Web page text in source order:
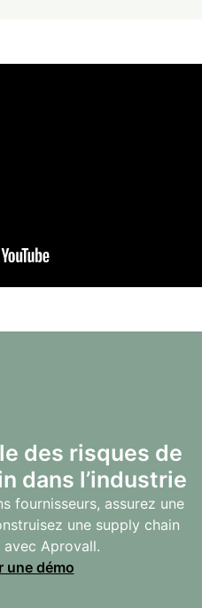
des risques de
dans l’industrie
fournisseurs, assurez une
une supply chain
Aprovall.
une démo